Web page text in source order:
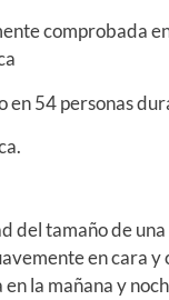
comprobada
en 54 personas
del tamaño de
en cara y
la mañana y